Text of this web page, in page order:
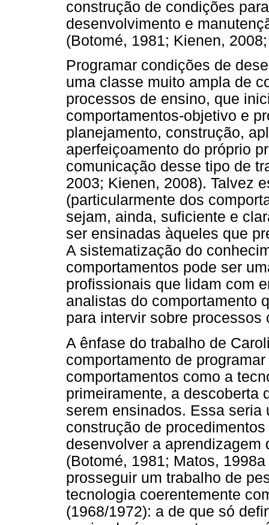
construção de condições
desenvolvimento e
(Botomé, 1981; Kienen,
Programar condições de
uma classe muito ampla de
processos de ensino, que
comportamentos-objetivo e
planejamento, construção,
aperfeiçoamento do próprio
comunicação desse tipo de
2003; Kienen, 2008). Talvez
(particularmente dos
sejam, ainda, suficiente e
ser ensinadas àqueles que
A sistematização do
comportamentos pode ser
profissionais que lidam com
analistas do comportamento
para intervir sobre processos
A ênfase do trabalho de
comportamento de
comportamentos como a
primeiramente, a descoberta
serem ensinados. Essa
construção de
desenvolver a aprendizagem
(Botomé, 1981; Matos,
prosseguir um trabalho de
tecnologia coerentemente
(1968/1972): a de que só